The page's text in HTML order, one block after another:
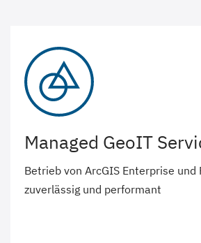
Managed GeoIT
Betrieb von ArcGIS Enterprise und
zuverlässig und performant